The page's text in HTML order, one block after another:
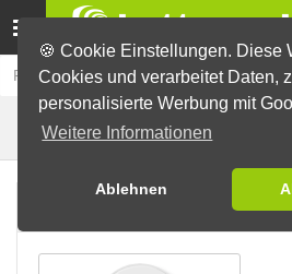
🍪 Cookie Einstellungen. Diese
Cookies und verarbeitet Daten,
personalisierte Werbung mit
Weitere Informationen
Ablehnen
Buttons erstellen Nadelbuttons